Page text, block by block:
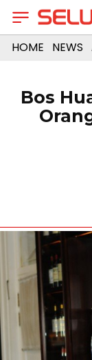
HOME NEWS
Bos